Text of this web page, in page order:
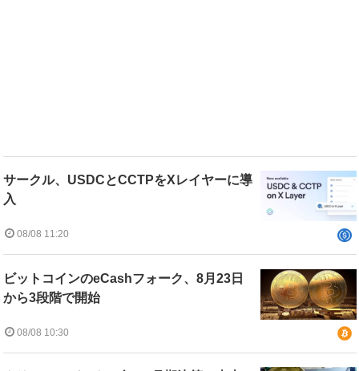
サークル、USDCとCCTPをXレイヤーに導
入
08/08 11:20
ビットコインのeCashフォーク、8月23日
から3段階で開始
08/08 10:30